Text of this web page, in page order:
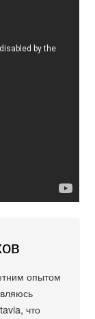
опытом
что